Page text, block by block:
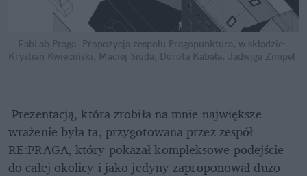
FabLab Praga. Propozycja zespołu Pragopunktura, w składzie:
Krystian Kwieciński, Maciej Siuda, Dorota Kabała, Jadwiga Zimpel.
Prezentacją, która zrobiła na mnie największe
wrażenie była ta, przygotowana przez zespół
RE:PRAGA, który pokazał kompleksowe podejście
do całej okolicy i jako jedyny zaproponował dużo